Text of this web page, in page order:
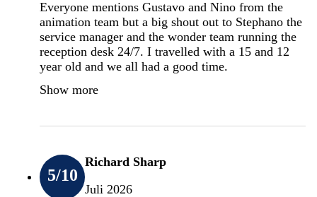
Everyone mentions Gustavo and Nino from the
animation team but a big shout out to Stephano the
service manager and the wonder team running the
reception desk 24/7. I travelled with a 15 and 12
year old and we all had a good time.
Show more
5/10
Richard Sharp
Juli 2026